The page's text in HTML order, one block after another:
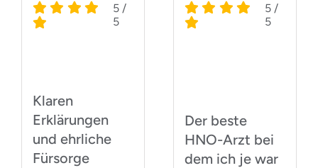
5 /
5
Klaren
Erklärungen
und ehrliche
Fürsorge
5 /
5
Der beste
HNO-Arzt bei
dem ich je war